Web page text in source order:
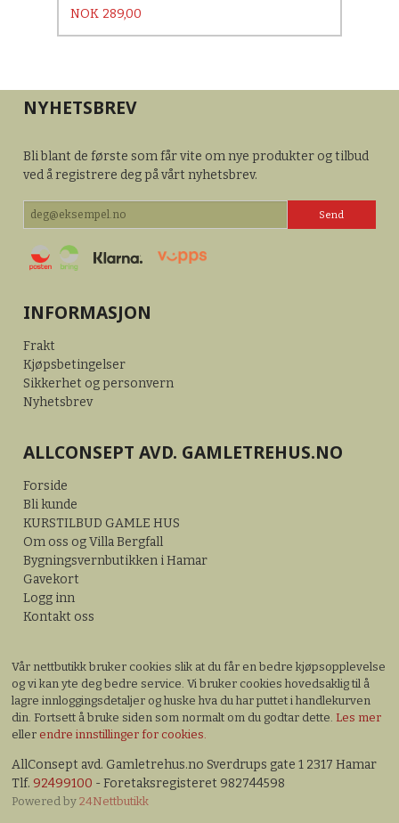
Pris
NOK 289,00
NYHETSBREV
Bli blant de første som får vite om nye produkter og tilbud
ved å registrere deg på vårt nyhetsbrev.
INFORMASJON
Frakt
Kjøpsbetingelser
Sikkerhet og personvern
Nyhetsbrev
ALLCONSEPT AVD. GAMLETREHUS.NO
Forside
Bli kunde
KURSTILBUD GAMLE HUS
Om oss og Villa Bergfall
Bygningsvernbutikken i Hamar
Gavekort
Logg inn
Kontakt oss
Vår nettbutikk bruker cookies slik at du får en bedre kjøpsopplevelse
og vi kan yte deg bedre service. Vi bruker cookies hovedsaklig til å
lagre innloggingsdetaljer og huske hva du har puttet i handlekurven
din. Fortsett å bruke siden som normalt om du godtar dette.Les mer
eller endre innstillinger for cookies.
AllConsept avd. Gamletrehus.no Sverdrups gate 1 2317 Hamar
Tlf. 92499100 - Foretaksregisteret 982744598
Powered by24Nettbutikk